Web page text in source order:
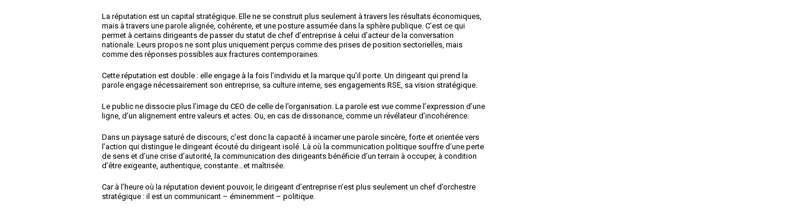
La réputation est un capital stratégique. Elle ne se construit plus seulement à travers les résultats économiques,
mais à travers une parole alignée, cohérente, et une posture assumée dans la sphère publique. C’est ce qui
permet à certains dirigeants de passer du statut de chef d’entreprise à celui d’acteur de la conversation
nationale. Leurs propos ne sont plus uniquement perçus comme des prises de position sectorielles, mais
comme des réponses possibles aux fractures contemporaines.
Cette réputation est double : elle engage à la fois l’individu et la marque qu’il porte. Un dirigeant qui prend la
parole engage nécessairement son entreprise, sa culture interne, ses engagements RSE, sa vision stratégique.
Le public ne dissocie plus l’image du CEO de celle de l’organisation. La parole est vue comme l’expression d’une
ligne, d’un alignement entre valeurs et actes. Ou, en cas de dissonance, comme un révélateur d’incohérence.
Dans un paysage saturé de discours, c’est donc la capacité à incarner une parole sincère, forte et orientée vers
l’action qui distingue le dirigeant écouté du dirigeant isolé. Là où la communication politique souffre d’une perte
de sens et d’une crise d’autorité, la communication des dirigeants bénéficie d’un terrain à occuper, à condition
d’être exigeante, authentique, constante…et maîtrisée.
Car à l’heure où la réputation devient pouvoir, le dirigeant d’entreprise n’est plus seulement un chef d’orchestre
stratégique : il est un communicant – éminemment – politique.